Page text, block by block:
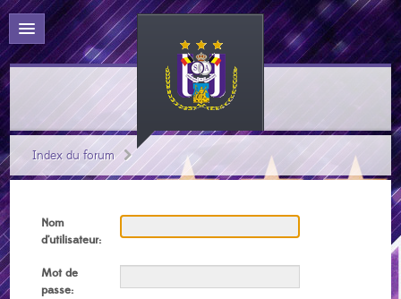
Index du forum
Nom
d’utilisateur:
Mot de
passe: